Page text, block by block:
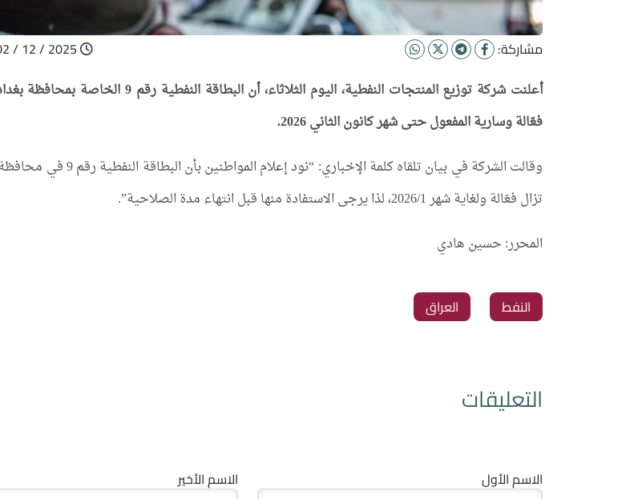
مشاركة:
أعلنت شركة توزيع المنتجات النفطية، اليوم الثلاثاء، أن البطاقة النفطية
فعّالة وسارية المفعول حتى شهر كانون الثاني 2026.
وقالت الشركة في بيان تلقاه كلمة الإخباري: “نود إعلام
تزال فعّالة ولغاية شهر 2026/1، لذا يرجى الاستفادة منها قبل انتهاء مدة الصلاحية”.
المحرر: حسين هادي
النفط العراق
التعليقات
الاسم الأول الاسم الأخير